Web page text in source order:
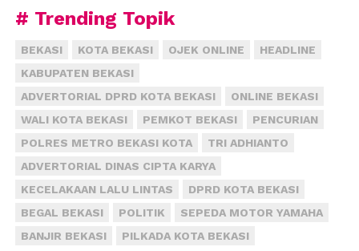
# Trending Topik
BEKASI KOTA BEKASI OJEK ONLINE
HEADLINE
KABUPATEN BEKASI
ADVERTORIAL DPRD KOTA BEKASI
ONLINE BEKASI
WALI KOTA BEKASI
PEMKOT BEKASI
PENCURIAN
POLRES METRO BEKASI KOTA
TRI ADHIANTO
ADVERTORIAL DINAS CIPTA KARYA
KECELAKAAN LALU LINTAS
DPRD KOTA BEKASI
BEGAL BEKASI
POLITIK
SEPEDA MOTOR YAMAHA
BANJIR BEKASI
PILKADA KOTA BEKASI